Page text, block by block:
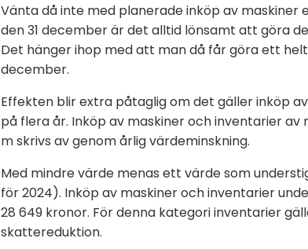
Vänta då inte med planerade inköp av
den 31 december är det alltid lönsamt att göra
Det hänger ihop med att man då får göra ett
december.
Effekten blir extra påtaglig om det gäller inköp
på flera år. Inköp av maskiner och inventarier
m skrivs av genom årlig värdeminskning.
Med mindre värde menas ett värde som
för 2024). Inköp av maskiner och inventarier
28 649 kronor. För denna kategori inventarier
skattereduktion.